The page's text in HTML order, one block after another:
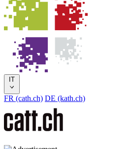
IT
FR (cath.ch) DE (kath.ch)